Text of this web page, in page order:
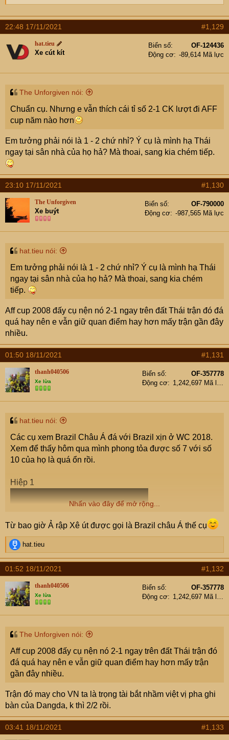
22:48 17/11/2021 #1,129
hat.tieu
Xe cút kít
Biển số
OF-124436
Động cơ
-89,614 Mã lực
The Unforgiven nói:
Chuẩn cụ. Nhưng e vẫn thích cái tỉ số 2-1 CK lượt đi AFF
cup năm nào hơn
Em tưởng phải nói là 1 - 2 chứ nhỉ? Ý cụ là mình hạ Thái
ngay tại sân nhà của họ hả? Mà thoai, sang kia chém tiếp.
23:10 17/11/2021 #1,130
The Unforgiven
Xe buýt
Biển số
OF-790000
Động cơ
-987,565 Mã lực
hat.tieu nói:
Em tưởng phải nói là 1 - 2 chứ nhỉ? Ý cụ là mình hạ Thái
ngay tại sân nhà của họ hả? Mà thoai, sang kia chém
tiếp.
Aff cup 2008 đấy cụ nện nó 2-1 ngay trên đất Thái trận đó đá
quá hay nên e vẫn giữ quan điểm hay hơn mấy trận gần đây
nhiều.
01:50 18/11/2021 #1,131
thanh040506
Xe lừa
Biển số
OF-357778
Động cơ
hat.tieu nói:
Các cụ xem Brazil Châu Á đá với Brazil xịn ở WC 2018.
Xem để thấy hôm qua mình phong tỏa được số 7 với số
10 của họ là quá ổn rồi.
Hiệp 1
Hiệp 2
Nhấn vào đây để mở rộng...
Từ bao giờ Ả rập Xê út được gọi là Brazil châu Á thế cụ
R
e
a
c
t
i
o
n
s
hat.tieu
01:52 18/11/2021 #1,132
thanh040506
Xe lừa
Biển số
OF-357778
Động cơ
1,242,697 Mã lực
The Unforgiven nói:
Aff cup 2008 đấy cụ nện nó 2-1 ngay trên đất Thái trận đó
đá quá hay nên e vẫn giữ quan điểm hay hơn mấy trận
gần đây nhiều.
Trận đó may cho VN ta là trọng tài bắt nhầm việt vị pha ghi
bàn của Dangda, k thì 2/2 rồi.
03:41 18/11/2021 #1,133